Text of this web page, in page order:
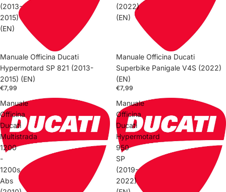
(2013-
2015)
(EN)
Manuale Officina Ducati
Hypermotard SP 821 (2013-
2015) (EN)
€7,99
(2022)
(EN)
Manuale Officina Ducati
Superbike Panigale V4S (2022)
(EN)
€7,99
Manuale
Officina
Ducati
Multistrada
1200
-
1200s
Abs
Manuale
Officina
Ducati
Hypermotard
950
SP
(2019-
2022)